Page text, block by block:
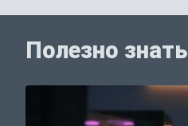
Полезно знать